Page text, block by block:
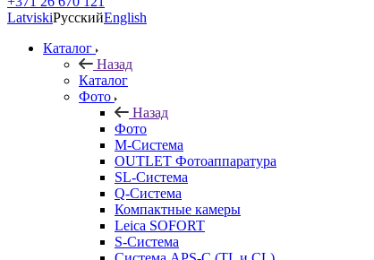
LatviskiРусскийEnglish
Каталог
Назад
Каталог
Фото
Назад
Фото
M-Система
OUTLET Фотоаппаратура
SL-Система
Q-Cистема
Компактные камеры
Leica SOFORT
S-Система